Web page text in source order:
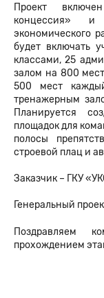
Проект
концессия» и
экономического
будет включать
классами, 25
залом на 800
500 мест
тренажерным
Планируется
площадок для
полосы
строевой плац и
Заказчик – ГКУ
Генеральный
Поздравляем
прохождением